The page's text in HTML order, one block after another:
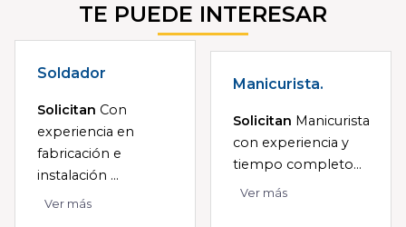
TE PUEDE INTERESAR
Soldador
Solicitan Con
experiencia en
fabricación e
instalación ...
Ver más
Manicurista.
Solicitan Manicurista
con experiencia y
tiempo completo...
Ver más